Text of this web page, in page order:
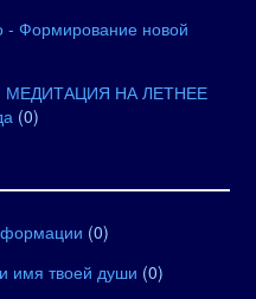
- Формирование новой
- МЕДИТАЦИЯ НА ЛЕТНЕЕ
(0)
(0)
имя твоей души (0)